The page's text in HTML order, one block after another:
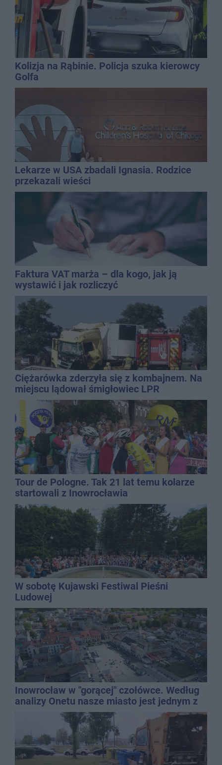
Kolizja na Rąbinie. Policja szuka kierowcy
Golfa
Lekarze w USA zbadali Ignasia. Rodzice
przekazali wieści
Faktura VAT marża – dla kogo, jak ją
wystawić i jak rozliczyć
Ciężarówka zderzyła się z kombajnem. Na
miejscu lądował śmigłowiec LPR
Tour de Pologne. Tak 21 lat temu kolarze
startowali z Inowrocławia
W sobotę Kujawski Festiwal Pieśni
Ludowej
Inowrocław w "gorącej" czołówce. Według
analizy Onetu nasze miasto jest jednym z
najbardziej narażonych na upały